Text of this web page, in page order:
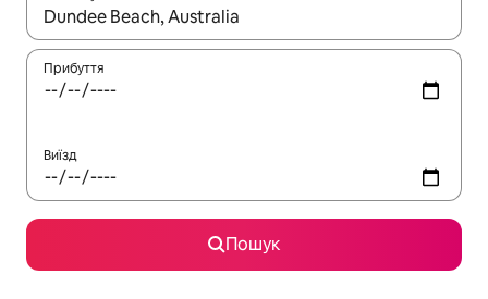
Отримавши результати пошуку, використовуйте для
Прибуття
Виїзд
Пошук